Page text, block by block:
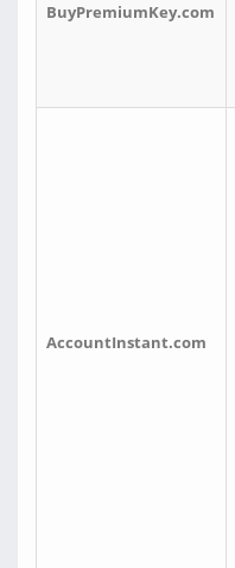
BuyPremiumKey.com
AccountInstant.com